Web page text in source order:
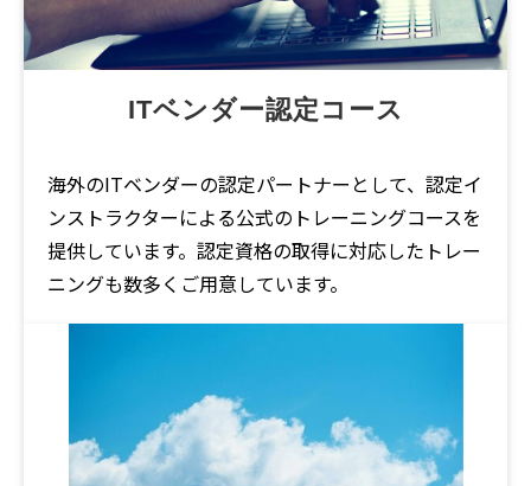
ITベンダー認定コース
海外のITベンダーの認定パートナーとして、認定イ
ンストラクターによる公式のトレーニングコースを
提供しています。認定資格の取得に対応したトレー
ニングも数多くご用意しています。